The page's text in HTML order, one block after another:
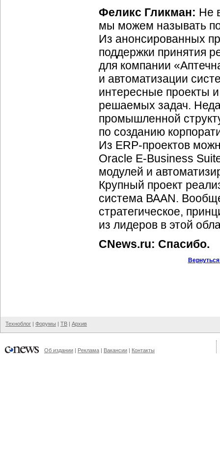
Феликс Гликман: Не
мы можем называть
Из анонсированных
поддержки принятия
для компании
и автоматизации
интересные проекты
решаемых задач.
промышленной
по созданию
Из ERP-проектов
Oracle E-Business
модулей и
Крупный проект
система ВААN.
стратегическое,
из лидеров в этой
CNews.ru: Спасибо.
Техноблог | Форумы | ТВ | Архив
Об издании | Реклама | Вакансии | Контакты